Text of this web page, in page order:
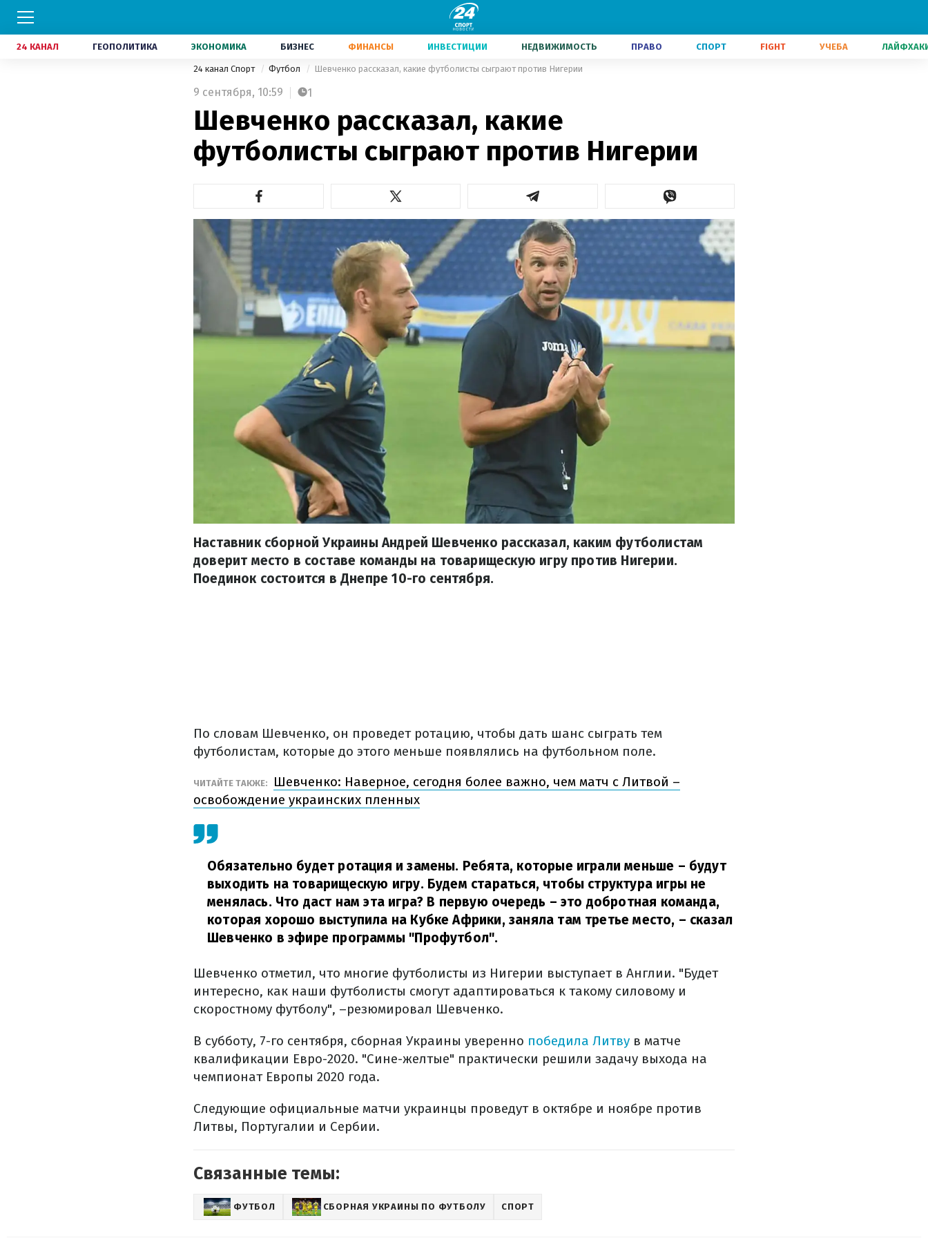
24 КАНАЛ ГЕОПОЛИТИКА ЭКОНОМИКА БИЗНЕС ФИНАНСЫ ИНВЕСТИЦИИ НЕДВИЖИМОСТЬ ПРАВО СПОРТ FIGHT УЧЕБА
24 канал Спорт Футбол Шевченко рассказал, какие футболисты сыграют против Нигерии
9 сентября, 10:59 1
Шевченко рассказал, какие
футболисты сыграют против Нигерии
Наставник сборной Украины Андрей Шевченко рассказал, каким футболистам
доверит место в составе команды на товарищескую игру против Нигерии.
Поединок состоится в Днепре 10-го сентября.
По словам Шевченко, он проведет ротацию, чтобы дать шанс сыграть тем
футболистам, которые до этого меньше появлялись на футбольном поле.
ЧИТАЙТЕ ТАКЖЕ:
Шевченко: Наверное, сегодня более важно, чем матч с Литвой –
освобождение украинских пленных
Обязательно будет ротация и замены. Ребята, которые играли меньше – будут
выходить на товарищескую игру. Будем стараться, чтобы структура игры не
менялась. Что даст нам эта игра? В первую очередь – это добротная команда,
которая хорошо выступила на Кубке Африки, заняла там третье место, – сказал
Шевченко в эфире программы "Профутбол".
Шевченко отметил, что многие футболисты из Нигерии выступает в Англии. "Будет
интересно, как наши футболисты смогут адаптироваться к такому силовому и
скоростному футболу", –резюмировал Шевченко.
В субботу, 7-го сентября, сборная Украины уверенно победила Литву в матче
квалификации Евро-2020. "Сине-желтые" практически решили задачу выхода на
чемпионат Европы 2020 года.
Следующие официальные матчи украинцы проведут в октябре и ноябре против
Литвы, Португалии и Сербии.
Связанные темы:
ФУТБОЛ СБОРНАЯ УКРАИНЫ ПО ФУТБОЛУ СПОРТ